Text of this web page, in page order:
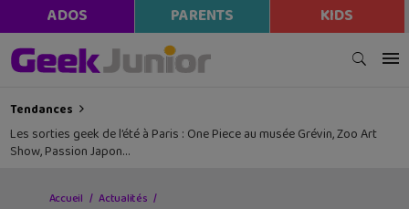
ADOS PARENTS KIDS
Tendances
Les sorties geek de l’été à Paris : One Piece au musée Grévin, Zoo Art
Show, Passion Japon…
Accueil
Actualités